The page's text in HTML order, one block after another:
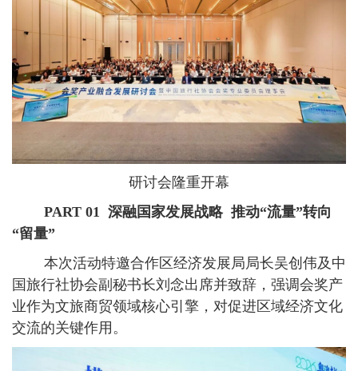
研讨会隆重开幕
PART 01 深融国家发展战略 推动“流量”转向
“留量”
本次活动特邀合作区经济发展局局长吴创伟及中
国旅行社协会副秘书长刘念出席并致辞，强调会奖产
业作为文旅商贸领域核心引擎，对促进区域经济文化
交流的关键作用。